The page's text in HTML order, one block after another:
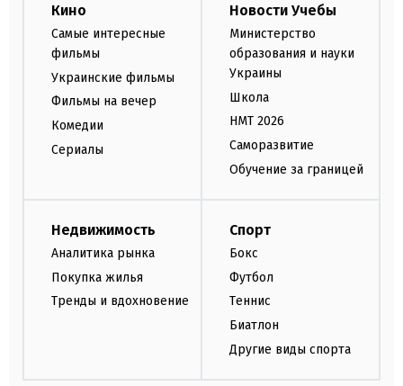
Кино
Самые интересные
фильмы
Украинские фильмы
Фильмы на вечер
Комедии
Сериалы
Новости Учебы
Министерство
образования и науки
Украины
Школа
НМТ 2026
Саморазвитие
Обучение за границей
Недвижимость
Аналитика рынка
Покупка жилья
Тренды и вдохновение
Спорт
Бокс
Футбол
Теннис
Биатлон
Другие виды спорта